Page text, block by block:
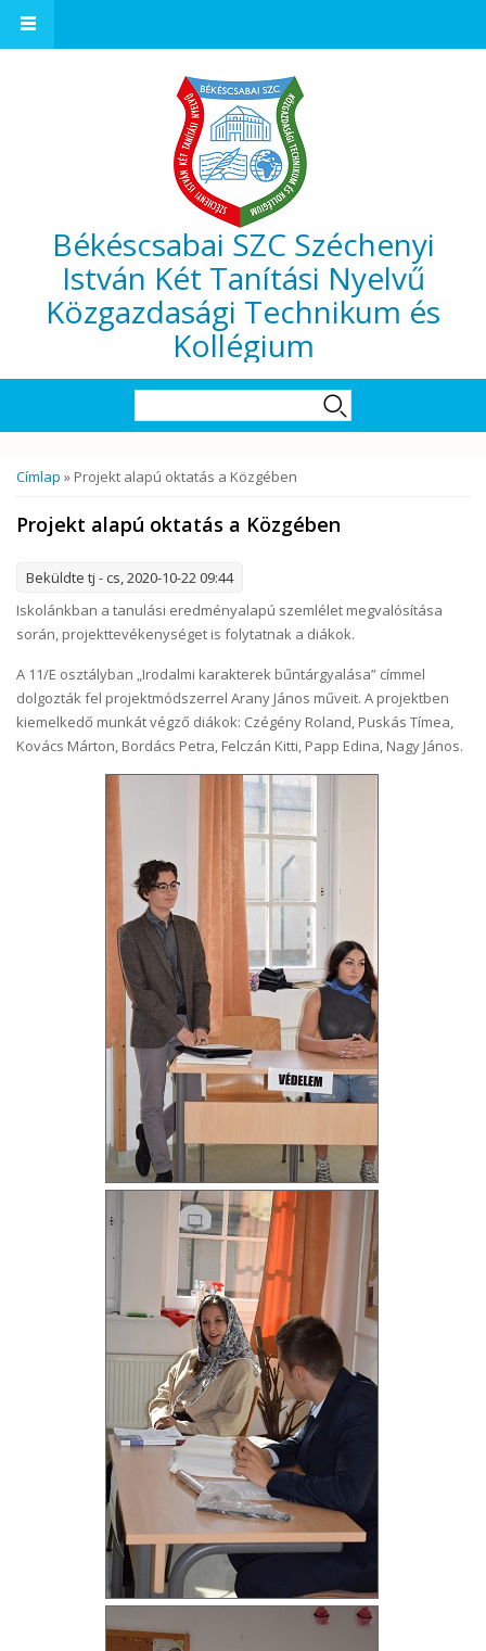
Békéscsabai SZC Széchenyi
István Két Tanítási Nyelvű
Közgazdasági Technikum és
Kollégium
Jelenlegi hely
Címlap » Projekt alapú oktatás a Közgében
Projekt alapú oktatás a Közgében
Beküldte tj - cs, 2020-10-22 09:44
Iskolánkban a tanulási eredményalapú szemlélet megvalósítása
során, projekttevékenységet is folytatnak a diákok.
A 11/E osztályban „Irodalmi karakterek bűntárgyalása” címmel
dolgozták fel projektmódszerrel Arany János műveit. A projektben
kiemelkedő munkát végző diákok: Czégény Roland, Puskás Tímea,
Kovács Márton, Bordács Petra, Felczán Kitti, Papp Edina, Nagy János.